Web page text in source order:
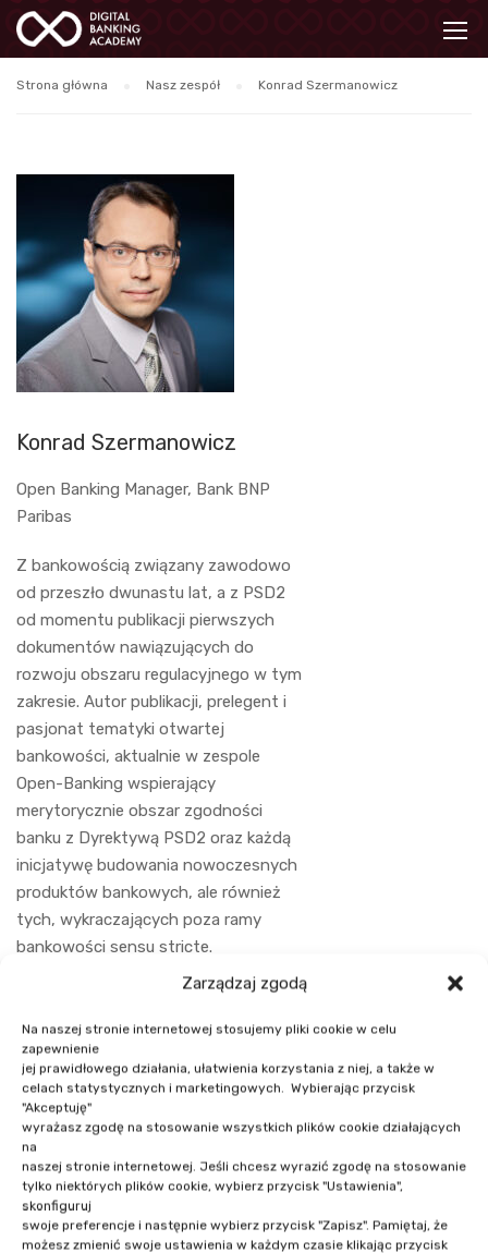
Zarządzaj zgodą
Na naszej stronie internetowej stosujemy pliki cookie w celu
zapewnienie
jej prawidłowego działania, ułatwienia korzystania z niej, a także w
celach statystycznych i marketingowych. Wybierając przycisk
"Akceptuję"
wyrażasz zgodę na stosowanie wszystkich plików cookie działających
na
naszej stronie internetowej. Jeśli chcesz wyrazić zgodę na stosowanie
tylko niektórych plików cookie, wybierz przycisk "Ustawienia",
skonfiguruj
swoje preferencje i następnie wybierz przycisk "Zapisz". Pamiętaj, że
możesz zmienić swoje ustawienia w każdym czasie klikając przycisk
Strona główna Nasz zespół Konrad Szermanowicz
Konrad Szermanowicz
Open Banking Manager, Bank BNP
Paribas
Z bankowością związany zawodowo
od przeszło dwunastu lat, a z PSD2
od momentu publikacji pierwszych
dokumentów nawiązujących do
rozwoju obszaru regulacyjnego w tym
zakresie. Autor publikacji, prelegent i
pasjonat tematyki otwartej
bankowości, aktualnie w zespole
Open-Banking wspierający
merytorycznie obszar zgodności
banku z Dyrektywą PSD2 oraz każdą
inicjatywę budowania nowoczesnych
produktów bankowych, ale również
tych, wykraczających poza ramy
bankowości sensu stricte.
NASI PRELEGENCI